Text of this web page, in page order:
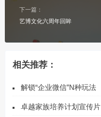
下一篇：
艺博文化六周年回眸
相关推荐：
解锁“企业微信”N种玩法
卓越家族培养计划宣传片